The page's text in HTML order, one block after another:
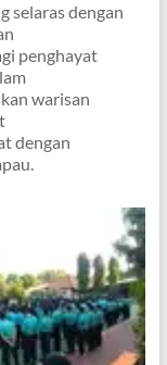
selaras dengan
penghayat
warisan
dengan